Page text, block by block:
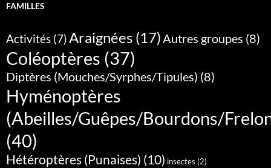
FAMILLES
Activités (7)Araignées (17)Autres groupes (8)
Coléoptères (37)
Diptères (Mouches/Syrphes/Tipules) (8)
Hyménoptères
(Abeilles/Guêpes/Bourdons/
(40)
Hétéroptères (Punaises) (10) insectes (2)